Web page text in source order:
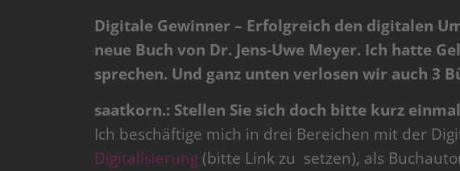
Digitale Gewinner – Erfolgreich den digitalen
neue Buch von Dr. Jens-Uwe Meyer. Ich hatte
sprechen. Und ganz unten verlosen wir auch 3
saatkorn.: Stellen Sie sich doch bitte kurz
Ich beschäftige mich in drei Bereichen mit der
Digitalisierung (bitte Link zu setzen), als